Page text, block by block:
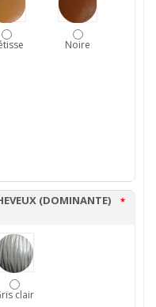
Noire
(DOMINANTE) *
clair